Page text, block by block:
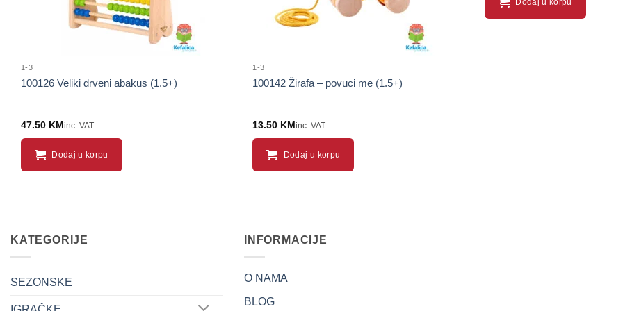
1-3
100126 Veliki drveni abakus (1.5+)
47.50 KMinc. VAT
Dodaj u korpu
1-3
100142 Žirafa – povuci me (1.5+)
13.50 KMinc. VAT
Dodaj u korpu
KATEGORIJE
SEZONSKE
INFORMACIJE
O NAMA
BLOG